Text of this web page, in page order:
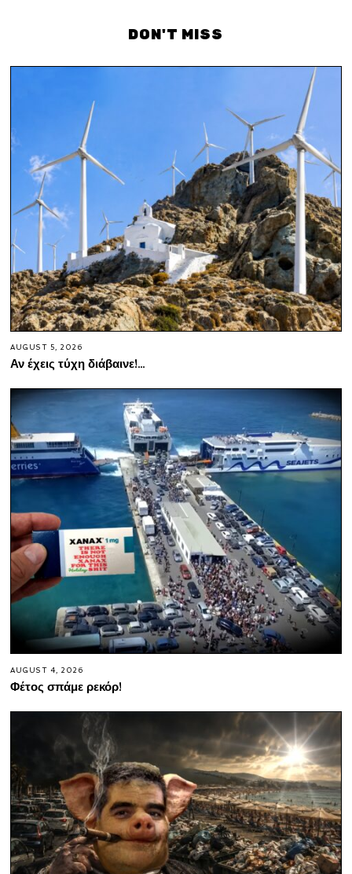
DON'T MISS
AUGUST 5, 2026
Αν έχεις τύχη διάβαινε!…
AUGUST 4, 2026
Φέτος σπάμε ρεκόρ!